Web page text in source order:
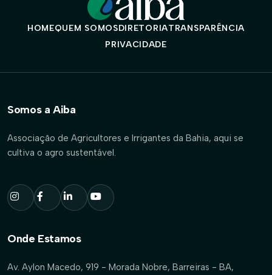
HOMEQUEM SOMOSDIRETORIATRANSPARÊNCIA
PRIVACIDADE
Somos a Aiba
Associação de Agricultores e Irrigantes da Bahia, aqui se
cultiva o agro sustentável.
Onde Estamos
Av. Aylon Macedo, 919 - Morada Nobre, Barreiras - BA,